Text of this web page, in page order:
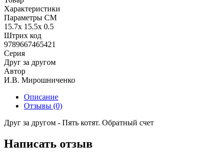
Характеристики
Параметры СМ
15.7x 15.5x 0.5
Штрих код
9789667465421
Серия
Друг за другом
Автор
И.В. Мирошниченко
Описание
Отзывы (0)
Друг за другом - Пять котят. Обратный счет
Написать отзыв